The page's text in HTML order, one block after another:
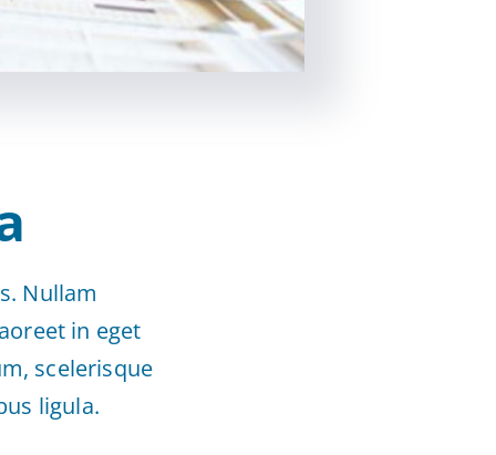
Nullam
in eget
scelerisque
ligula.